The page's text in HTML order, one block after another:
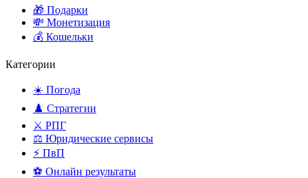
🎁 Подарки
💸 Монетизация
💰 Кошельки
Категории
☀️ Погода
♟️ Стратегии
⚔️ РПГ
⚖️ Юридические сервисы
⚡ ПвП
⚽ Онлайн результаты